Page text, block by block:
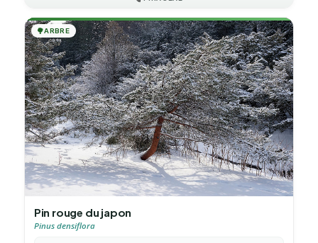
🌳ARBRE
Pin rouge du japon
Pinus densiflora